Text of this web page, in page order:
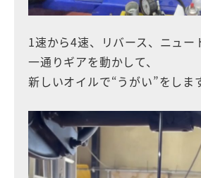
1速から4速、リバース、ニュー
一通りギアを動かして、
新しいオイルで“うがい”をしま